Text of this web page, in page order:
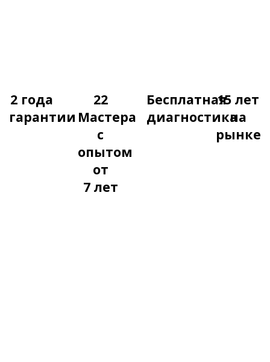
2 года
гарантии
22
Мастера
с
опытом
от
7 лет
Бесплатная
диагностика
15 лет
на
рынке